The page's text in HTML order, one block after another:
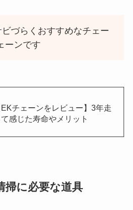
づらくおすすめなチェー
ーンです
EKチェーンをレビュー】3年走
て感じた寿命やメリット
掃に必要な道具